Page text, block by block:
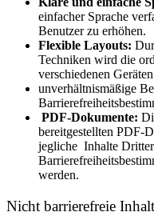
einfacher Sprache
Benutzer zu erhöhen.
Flexible Layouts:
Techniken wird die
verschiedenen
unverhältnismäßige
PDF-Dokumente:
bereitgestellten PDF-
jegliche Inhalte
werden.
Nicht barrierefreie